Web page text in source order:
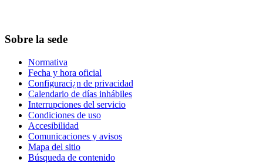
Sobre la sede
Normativa
Fecha y hora oficial
Configuraci¿n de privacidad
Calendario de días inhábiles
Interrupciones del servicio
Condiciones de uso
Accesibilidad
Comunicaciones y avisos
Mapa del sitio
Búsqueda de contenido